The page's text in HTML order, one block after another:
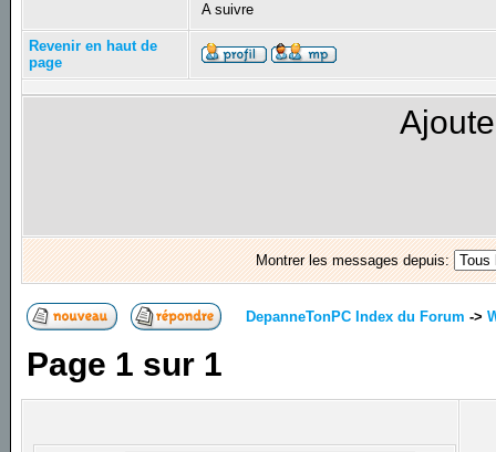
A suivre
Revenir en haut de
page
Montrer les messages depuis:
DepanneTonPC Index du Forum ->
Page 1 sur 1